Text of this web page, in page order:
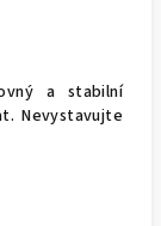
a stabilní
Nevystavujte